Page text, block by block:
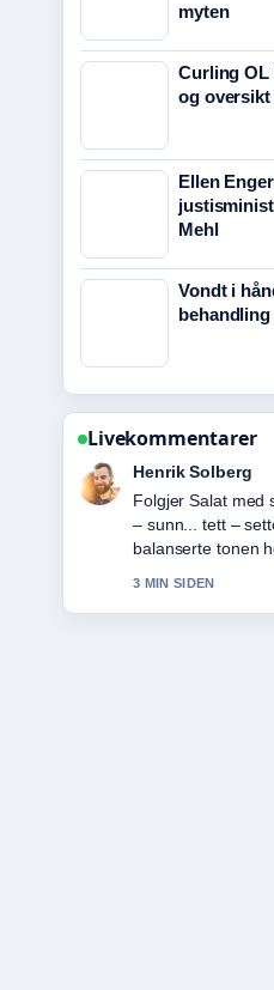
myten
Curling OL
og
Ellen
Mehl
Vondt i
behandling
Livekommentarer
Nora Berg
Nyttig kontekst
– anmeldelse, test
denne
5 MIN SIDEN